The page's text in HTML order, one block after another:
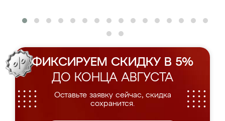
ФИКСИРУЕМ СКИДКУ В 5%
ДО КОНЦА АВГУСТА
Оставьте заявку сейчас, скидка
сохранится.